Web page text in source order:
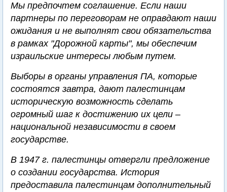
Мы предпочтем соглашение. Если наши
партнеры по переговорам не оправдают наши
ожидания и не выполнят свои обязательства
в рамках "Дорожной карты", мы обеспечим
израильские интересы любым путем.
Выборы в органы управления ПА, которые
состоятся завтра, дают палестинцам
историческую возможность сделать
огромный шаг к достижению их цели –
национальной независимости в своем
государстве.
В 1947 г. палестинцы отвергли предложение
о создании государства. История
предоставила палестинцам дополнительный